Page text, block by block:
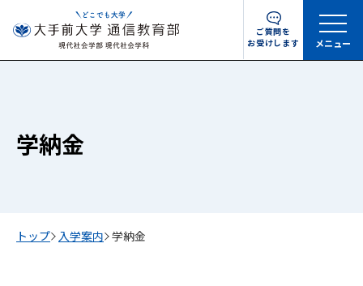
ご質問を
お受けします
メニュー
学納金
トップ 入学案内 学納金